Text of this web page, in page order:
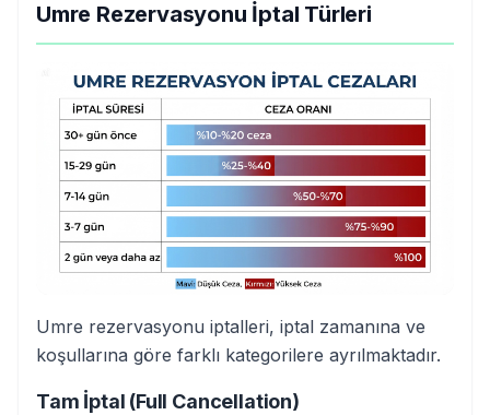
Umre Rezervasyonu İptal Türleri
Umre rezervasyonu iptalleri, iptal zamanına ve
koşullarına göre farklı kategorilere ayrılmaktadır.
Tam İptal (Full Cancellation)